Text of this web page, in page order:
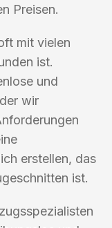
Preisen.
mit vielen
ist.
und
wir
erstellen, das
ist.